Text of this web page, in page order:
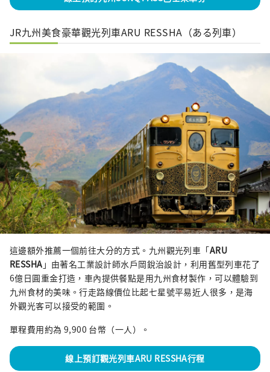
JR九州美食豪華觀光列車ARU RESSHA（ある列車）
這邊額外推薦一個前往大分的方式。九州觀光列車「ARU
RESSHA 」由著名工業設計師水戶岡銳治設計，利用舊型列車花了
6億日圓重金打造，車內提供餐點是用九州食材製作，可以體驗到
九州食材的美味。行走路線價位比起七星號平易近人很多，是海
外觀光客可以接受的範圍。
單程費用約為 9,900 台幣（一人）。
線上預訂觀光列車ARU RESSHA行程